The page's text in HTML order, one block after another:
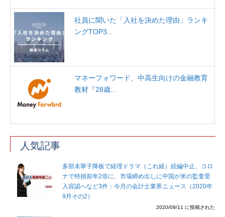
社員に聞いた「入社を決めた理由」ランキ
ングTOP3...
マネーフォワード、中高生向けの金融教育
教材『28歳...
人気記事
多部未華子降板で経理ドラマ（これ経）続編中止、コロ
ナで特損前年2倍に、市場締め出しに中国が米の監査受
入容認へなど3件：今月の会計士業界ニュース（2020年
9月その2）
2020/09/11 に投稿された